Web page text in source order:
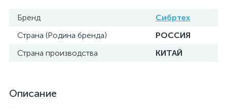
Бренд
Сибртех
Страна (Родина бренда)
РОССИЯ
Страна производства
КИТАЙ
Описание